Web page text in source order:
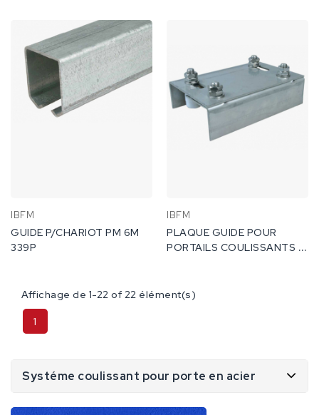
Systéme coulissant pour porte en acier
IBFM
GUIDE P/CHARIOT PM 6M
339P
IBFM
PLAQUE GUIDE POUR
PORTAILS COULISSANTS A
Affichage de 1-22 of 22 élément(s)
1